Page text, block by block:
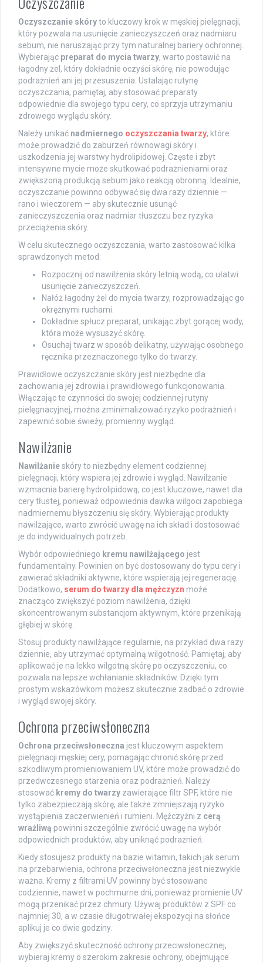
Oczyszczanie skóryto kluczowy krok w męskiej pielęgnacji,
który pozwala na usunięcie zanieczyszczeń oraz nadmiaru
sebum, nie naruszając przy tym naturalnej bariery ochronnej.
Wybierając preparat do mycia twarzy, warto postawić na
łagodny żel, który dokładnie oczyści skórę, nie powodując
podrażnień ani jej przesuszenia. Ustalając rutynę
oczyszczania, pamiętaj, aby stosować preparaty
odpowiednie dla swojego typu cery, co sprzyja utrzymaniu
zdrowego wyglądu skóry.
Należy unikać nadmiernego oczyszczania twarzy, które
może prowadzić do zaburzeń równowagi skóry i
uszkodzenia jej warstwy hydrolipidowej. Częste i zbyt
intensywne mycie może skutkować podrażnieniami oraz
zwiększoną produkcją sebum jako reakcją obronną. Idealnie,
oczyszczanie powinno odbywać się dwa razy dziennie —
rano i wieczorem — aby skutecznie usunąć
zanieczyszczenia oraz nadmiar tłuszczu bez ryzyka
przeciążenia skóry.
W celu skutecznego oczyszczania, warto zastosować kilka
sprawdzonych metod:
Rozpocznij od nawilżenia skóry letnią wodą, co ułatwi
usunięcie zanieczyszczeń.
Nałóż łagodny żel do mycia twarzy, rozprowadzając go
okrężnymi ruchami.
Dokładnie spłucz preparat, unikając zbyt gorącej wody,
która może wysuszyć skórę.
Osuchaj twarz w sposób delikatny, używając osobnego
ręcznika przeznaczonego tylko do twarzy.
Prawidłowe oczyszczanie skóry jest niezbędne dla
zachowania jej zdrowia i prawidłowego funkcjonowania.
Włączając te czynności do swojej codziennej rutyny
pielęgnacyjnej, można zminimalizować ryzyko podrażnień i
zapewnić sobie świeży, promienny wygląd.
Nawilżanie
Nawilżanieskóry to niezbędny element codziennej
pielęgnacji, który wspiera jej zdrowie i wygląd. Nawilżanie
wzmacnia barierę hydrolipidową, co jest kluczowe, nawet dla
cery tłustej, ponieważ odpowiednia dawka wilgoci zapobiega
nadmiernemu błyszczeniu się skóry. Wybierając produkty
nawilżające, warto zwrócić uwagę na ich skład i dostosować
je do indywidualnych potrzeb.
Wybór odpowiedniego kremu nawilżającego jest
fundamentalny. Powinien on być dostosowany do typu cery i
zawierać składniki aktywne, które wspierają jej regenerację.
Dodatkowo, serum do twarzy dla mężczyzn może
znacząco zwiększyć poziom nawilżenia, dzięki
skoncentrowanym substancjom aktywnym, które przenikają
głębiej w skórę.
Stosuj produkty nawilżające regularnie, na przykład dwa razy
dziennie, aby utrzymać optymalną wilgotność. Pamiętaj, aby
aplikować je na lekko wilgotną skórę po oczyszczeniu, co
pozwala na lepsze wchłanianie składników. Dzięki tym
prostym wskazówkom możesz skutecznie zadbać o zdrowie
i wygląd swojej skóry.
Ochrona przeciwsłoneczna
Ochrona przeciwsłoneczna jest kluczowym aspektem
pielęgnacji męskiej cery, pomagając chronić skórę przed
szkodliwym promieniowaniem UV, które może prowadzić do
przedwczesnego starzenia oraz podrażnień. Należy
stosować kremy do twarzy zawierające filtr SPF, które nie
tylko zabezpieczają skórę, ale także zmniejszają ryzyko
wystąpienia zaczerwienień i rumieni. Mężczyźni z cerą
wrażliwą powinni szczególnie zwrócić uwagę na wybór
odpowiednich produktów, aby uniknąć podrażnień.
Kiedy stosujesz produkty na bazie witamin, takich jak serum
na przebarwienia, ochrona przeciwsłoneczna jest niezwykle
ważna. Kremy z filtrami UV powinny być stosowane
codziennie, nawet w pochmurne dni, ponieważ promienie UV
mogą przenikać przez chmury. Używaj produktów z SPF co
najmniej 30, a w czasie długotrwałej ekspozycji na słońce
aplikuj je co dwie godziny.
Aby zwiększyć skuteczność ochrony przeciwsłonecznej,
wybieraj kremy o szerokim zakresie ochrony, obejmujące